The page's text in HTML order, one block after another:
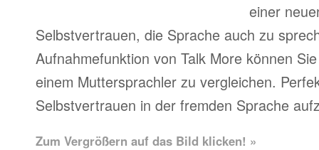
einer
Selbstvertrauen, die Sprache auch zu
Aufnahmefunktion von Talk More können
einem Muttersprachler zu vergleichen.
Selbstvertrauen in der fremden Sprache
Zum Vergrößern auf das Bild klicken! »